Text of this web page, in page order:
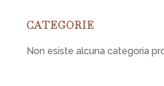
CATEGORIE
Non esiste alcuna categoria